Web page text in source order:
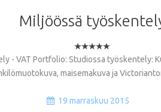
Miljöössä
- VAT Portfolio: Studiossa työskentely:
maisemakuva ja
19 marraskuu 2015